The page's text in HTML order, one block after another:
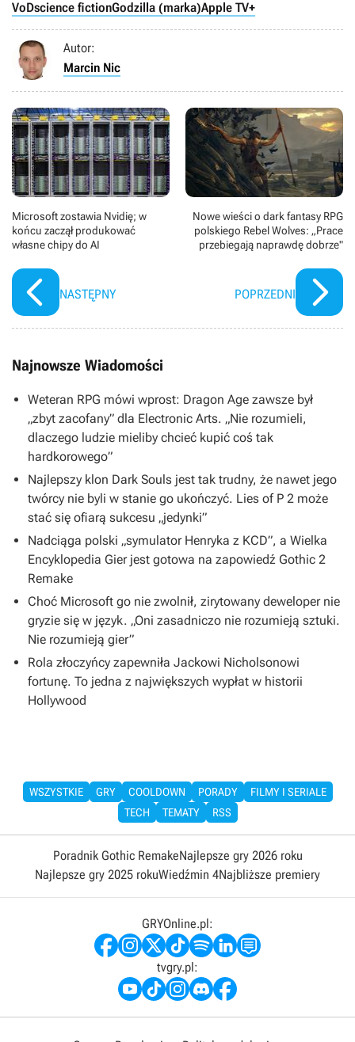
VoDscience fictionGodzilla (marka)Apple TV+
Autor:
Marcin Nic
Microsoft zostawia Nvidię; w
końcu zaczął produkować
własne chipy do AI
NASTĘPNY
Nowe wieści o dark fantasy RPG
polskiego Rebel Wolves: „Prace
przebiegają naprawdę dobrze"
POPRZEDNI
Najnowsze Wiadomości
Weteran RPG mówi wprost: Dragon Age zawsze był
„zbyt zacofany” dla Electronic Arts. „Nie rozumieli,
dlaczego ludzie mieliby chcieć kupić coś tak
hardkorowego”
Najlepszy klon Dark Souls jest tak trudny, że nawet jego
twórcy nie byli w stanie go ukończyć. Lies of P 2 może
stać się ofiarą sukcesu „jedynki”
Nadciąga polski „symulator Henryka z KCD”, a Wielka
Encyklopedia Gier jest gotowa na zapowiedź Gothic 2
Remake
Choć Microsoft go nie zwolnił, zirytowany deweloper nie
gryzie się w język. „Oni zasadniczo nie rozumieją sztuki.
Nie rozumieją gier”
Rola złoczyńcy zapewniła Jackowi Nicholsonowi
fortunę. To jedna z największych wypłat w historii
Hollywood
WSZYSTKIE GRY COOLDOWN PORADY
FILMY I SERIALE
TECH
TEMATY RSS
Poradnik Gothic RemakeNajlepsze gry 2026 roku
Najlepsze gry 2025 rokuWiedźmin 4Najbliższe premiery
GRYOnline.pl:
tvgry.pl: